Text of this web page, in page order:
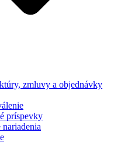
zmluvy a objednávky
príspevky
nariadenia